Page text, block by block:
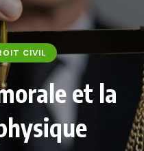
CIVIL
et la